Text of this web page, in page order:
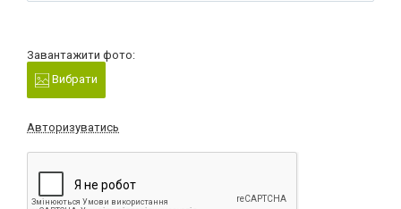
Завантажити фото:
Вибрати
Авторизуватись